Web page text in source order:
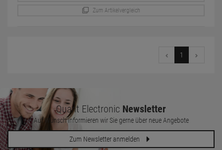
Zum Artikelvergleich
1
Quant Electronic Newsletter
Auf Wunsch informieren wir Sie gerne über neue Angebote
Zum Newsletter anmelden